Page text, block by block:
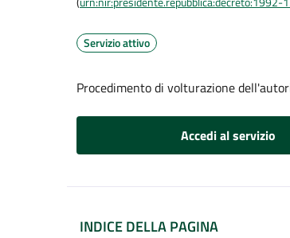
Servizio attivo
Procedimento di volturazione
Accedi al servizio
INDICE DELLA PAGINA